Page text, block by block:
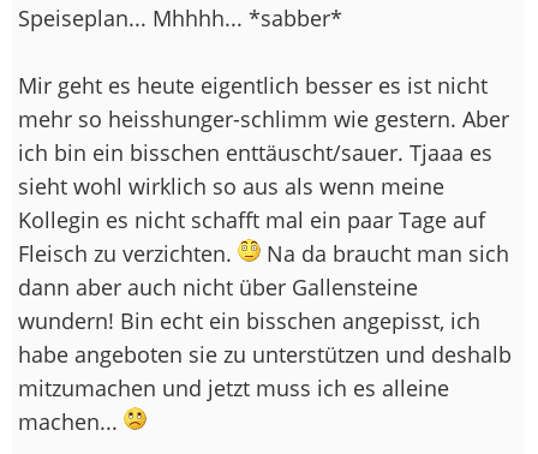
Speiseplan... Mhhhh... *sabber*
Mir geht es heute eigentlich besser es ist nicht
mehr so heisshunger-schlimm wie gestern. Aber
ich bin ein bisschen enttäuscht/sauer. Tjaaa es
sieht wohl wirklich so aus als wenn meine
Kollegin es nicht schafft mal ein paar Tage auf
Fleisch zu verzichten.
Na da braucht man sich
dann aber auch nicht über Gallensteine
wundern! Bin echt ein bisschen angepisst, ich
habe angeboten sie zu unterstützen und deshalb
mitzumachen und jetzt muss ich es alleine
machen...